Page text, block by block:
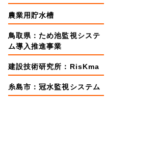
農業用貯水槽
鳥取県：ため池監視システ
ム導入推進事業
建設技術研究所：RisKma
糸島市：冠水監視システム